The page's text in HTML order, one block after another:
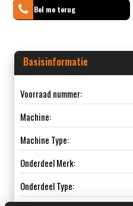
Bel me terug
Basisinformatie
Voorraad nummer:
Machine:
Machine Type:
Onderdeel Merk:
Onderdeel Type: